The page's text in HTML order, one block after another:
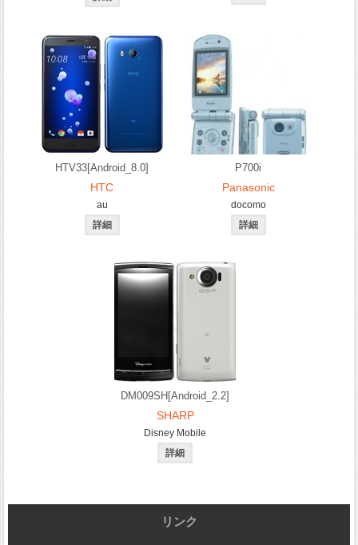
HTV33[Android_8.0]
HTC
au
P700i
Panasonic
docomo
DM009SH[Android_2.2]
SHARP
Disney Mobile
リンク